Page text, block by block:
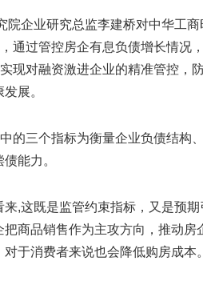
院企业研究总监李建桥对中华工
，通过管控房企有息负债增长情
实现对融资激进企业的精准管控
展。
中的三个指标为衡量企业负债结
能力。
来,这既是监管约束指标，又是预
把商品销售作为主攻方向，推动
对于消费者来说也会降低购房成本